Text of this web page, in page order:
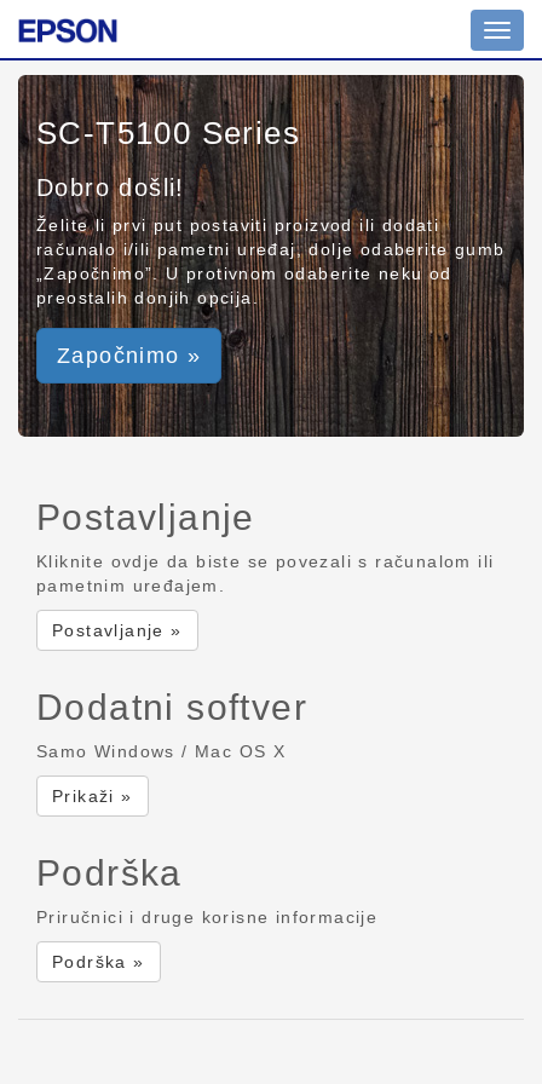
SC-T5100 Series
Dobro došli!
Želite li prvi put postaviti proizvod ili dodati
računalo i/ili pametni uređaj, dolje odaberite gumb
„Započnimo”. U protivnom odaberite neku od
preostalih donjih opcija.
Započnimo »
Postavljanje
Kliknite ovdje da biste se povezali s računalom ili
pametnim uređajem.
Postavljanje »
Dodatni softver
Samo Windows / Mac OS X
Prikaži »
Podrška
Priručnici i druge korisne informacije
Podrška »